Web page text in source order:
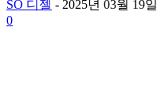
SO 디젤 - 2025년 03월 19일
0